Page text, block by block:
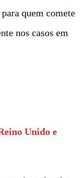
para quem comete
nos casos em
Unido e